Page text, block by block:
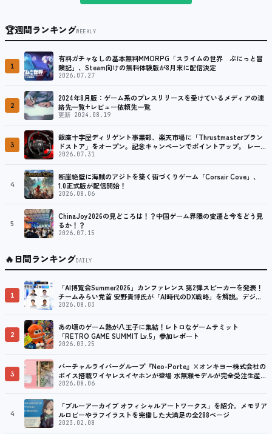
🏆週間ランキングWEEKLY
1
有料ガチャなしの基本無料MMORPG「スライムの世界 ぷにっと冒
険記」、Steam向けの無料体験版が8月末に配信決定
2026.07.27
2
2024年8月版：ゲーム系のプレスリリースを受けているメディアの連
絡先一覧+レビュー依頼先一覧
更新 2024.08.19
3
銀座十字屋ディリゲント事業部、楽天市場に「Thrustmasterブラン
ドストア」をオープン。記念キャンペーンでポイントアップ。 レーシ
ング／フライトシム向けコントローラーを中心に、幅広くラインナッ
2026.07.31
4
断崖絶壁に海賊のアジトを築く街づくりゲーム「Corsair Cove」、
1.0正式版が配信開始！
2026.08.06
5
ChinaJoy2026の見どころは！？中国ゲーム界隈の変遷と今をどう見
るか！？
2026.07.15
🔥日間ランキングDAILY
1
「AI博覧会Summer2026」カンファレンス 第2弾スピーカーを発表！
チームみらい党首 安野貴博氏が「AI時代のDX戦略」を解説。デジタ
ル庁のガバメントAI、経営・製造・営業のAI活用事例も公開
2026.08.03
2
あの頃のゲーム熱が八王子に集結！レトロなゲームサミット
「RETRO GAME SUMMIT Lv.5」参加レポート
2026.03.25
3
バーチャルライバーグループ『Neo-Porte』×オンキヨー株式会社の
ボイス搭載ワイヤレスイヤホンが登場 水無瀬モデルが完全受注生産で
販売決定！ ８月７日（金）15：00から受注開始
2026.08.06
4
「ブルーアーカイブ オフィシャルアートワークス」を紹介。メモリア
ルロビーやラフイラストを完備した大満足の全288ページ
2023.02.08